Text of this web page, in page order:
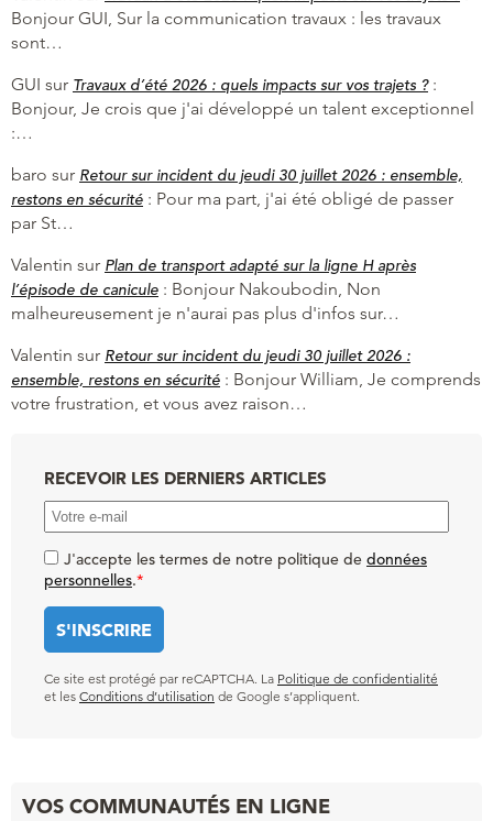
Bonjour GUI, Sur la communication travaux : les travaux
sont…
GUI sur Travaux d’été 2026 : quels impacts sur vos trajets ?:
Bonjour, Je crois que j'ai développé un talent exceptionnel
:…
baro sur Retour sur incident du jeudi 30 juillet 2026 : ensemble,
restons en sécurité : Pour ma part, j'ai été obligé de passer
par St…
Valentin sur Plan de transport adapté sur la ligne H après
l’épisode de canicule : Bonjour Nakoubodin, Non
malheureusement je n'aurai pas plus d'infos sur…
Valentin sur Retour sur incident du jeudi 30 juillet 2026 :
ensemble, restons en sécurité : Bonjour William, Je comprends
votre frustration, et vous avez raison…
RECEVOIR LES DERNIERS ARTICLES
J'accepte les termes de notre politique de données
personnelles.*
Ce site est protégé par reCAPTCHA. La Politique de confidentialité
et les Conditions d’utilisation de Google s’appliquent.
VOS COMMUNAUTÉS EN LIGNE